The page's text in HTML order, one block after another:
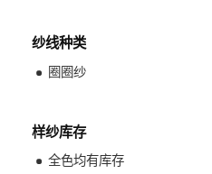
纱线种类
圈圈纱
样纱库存
全色均有库存